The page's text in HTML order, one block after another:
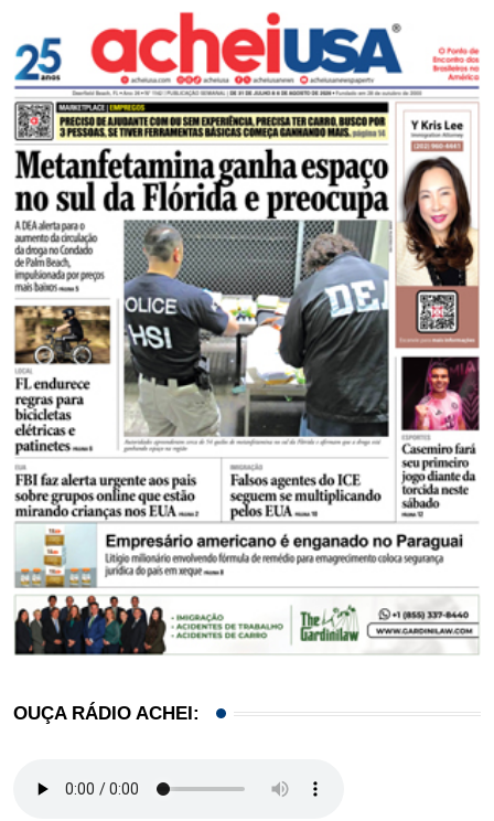
OUÇA RÁDIO ACHEI: